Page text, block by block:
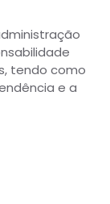
tendo como
e a